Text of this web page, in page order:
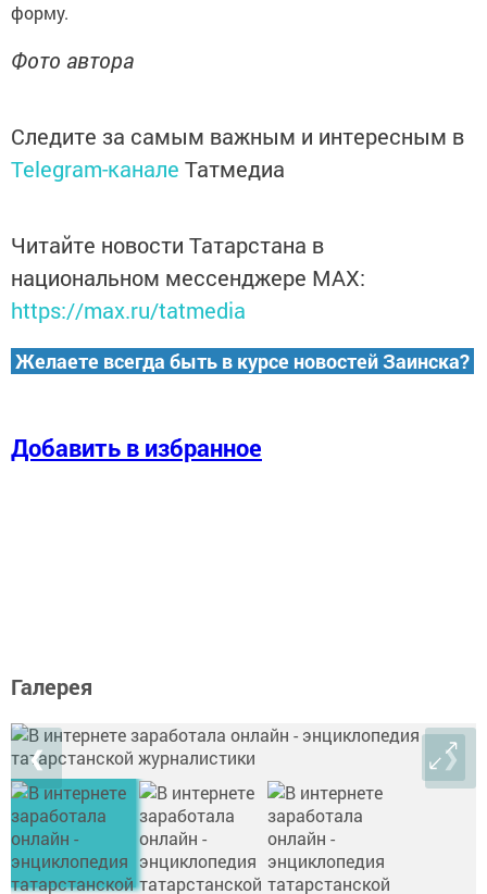
форму.
Фото автора
Следите за самым важным и интересным в
Telegram-канале Татмедиа
Читайте новости Татарстана в
национальном мессенджере MАХ:
https://max.ru/tatmedia
Желаете всегда быть в курсе новостей Заинска?
Добавить в избранное
Галерея
❮ ❯